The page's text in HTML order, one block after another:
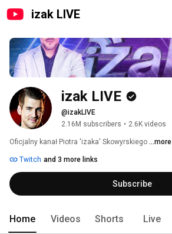
izak LIVE
izak LIVE
@izakLIVE
2.16M subscribers • 2.6K videos
Oficjalny kanał Piotra 'izaka' Skowyrskiego ...more
Twitch and 3 more links
Subscribe
Home Videos Shorts Live